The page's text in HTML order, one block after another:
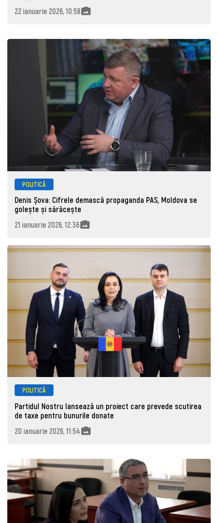
22 ianuarie 2026, 10:58
POLITICĂ
Denis Șova: Cifrele demască propaganda PAS, Moldova se
golește și sărăcește
21 ianuarie 2026, 12:36
POLITICĂ
Partidul Nostru lansează un proiect care prevede scutirea
de taxe pentru bunurile donate
20 ianuarie 2026, 11:54